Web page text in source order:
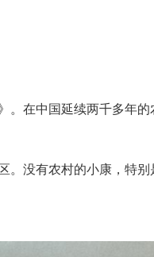
。 在中国延续两千多年的
。 没有农村的小康，特